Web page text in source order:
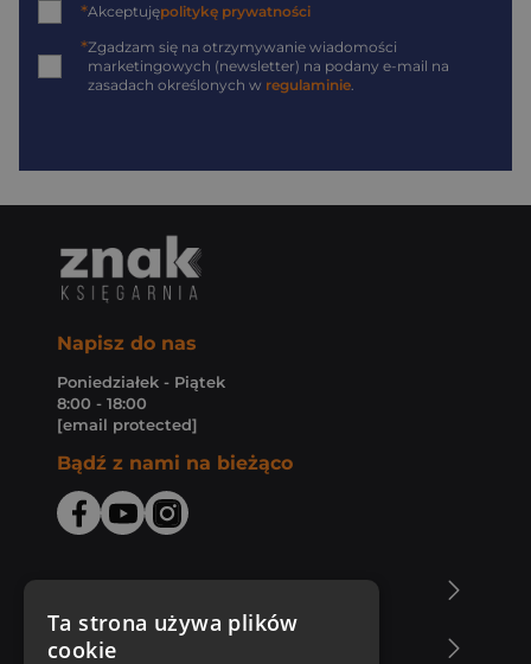
*Akceptujępolitykę prywatności
*Zgadzam się na otrzymywanie wiadomości
marketingowych (newsletter) na podany e-mail na
zasadach określonych w regulaminie.
Napisz do nas
Poniedziałek - Piątek
8:00 - 18:00
[email protected]
Bądź z nami na bieżąco
Zakupy u nas
Ta strona używa plików
cookie